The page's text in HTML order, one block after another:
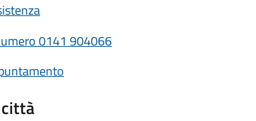
0141 904066